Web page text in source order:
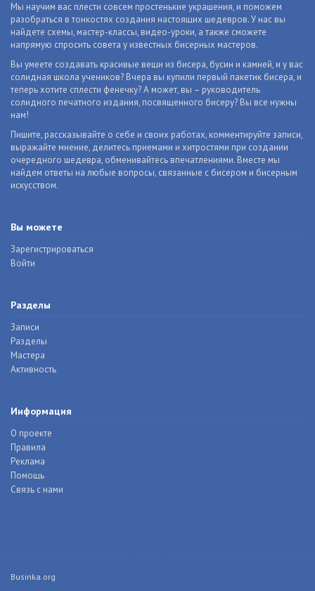
Мы научим вас плести совсем простенькие украшения, и поможем
разобраться в тонкостях создания настоящих шедевров. У нас вы
найдете схемы, мастер-классы, видео-уроки, а также сможете
напрямую спросить совета у известных бисерных мастеров.
Вы умеете создавать красивые вещи из бисера, бусин и камней, и у вас
солидная школа учеников? Вчера вы купили первый пакетик бисера, и
теперь хотите сплести фенечку? А может, вы – руководитель
солидного печатного издания, посвященного бисеру? Вы все нужны
нам!
Пишите, рассказывайте о себе и своих работах, комментируйте записи,
выражайте мнение, делитесь приемами и хитростями при создании
очередного шедевра, обменивайтесь впечатлениями. Вместе мы
найдем ответы на любые вопросы, связанные с бисером и бисерным
искусством.
Вы можете
Зарегистрироваться
Войти
Разделы
Записи
Разделы
Мастера
Активность
Информация
О проекте
Правила
Реклама
Помощь
Связь с нами
Businka.org